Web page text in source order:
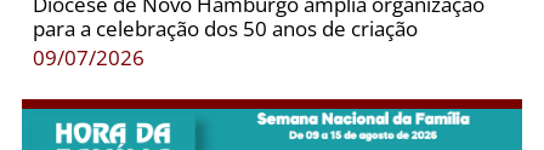
para a celebração dos 50 anos de criação
09/07/2026